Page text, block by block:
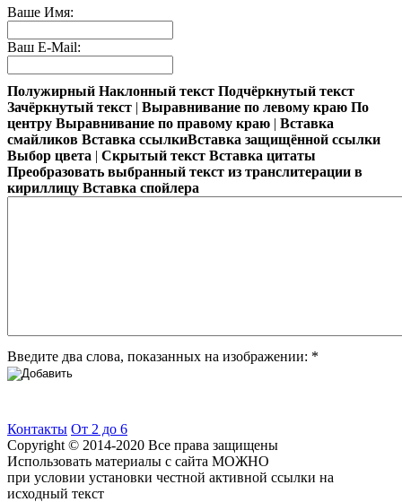
Соображалки и загадки-шутки
Кот или лев?Развитию внимания и сообразительности
Задачи от Винни Пуха
Веселый счетДля того, чтобы ребенок учился с
Ваше Имя:
Ваш E-Mail:
Полужирный Наклонный текст Подчёркнутый текст
Зачёркнутый текст | Выравнивание по левому краю По
центру Выравнивание по правому краю | Вставка
смайликов Вставка ссылкиВставка защищённой ссылки
Выбор цвета | Скрытый текст Вставка цитаты
Преобразовать выбранный текст из транслитерации в
кириллицу Вставка спойлера
Введите два слова, показанных на изображении: *
Контакты От 2 до 6
Copyright © 2014-2020 Все права защищены
Использовать материалы с сайта МОЖНО
при условии установки честной активной ссылки на
исходный текст